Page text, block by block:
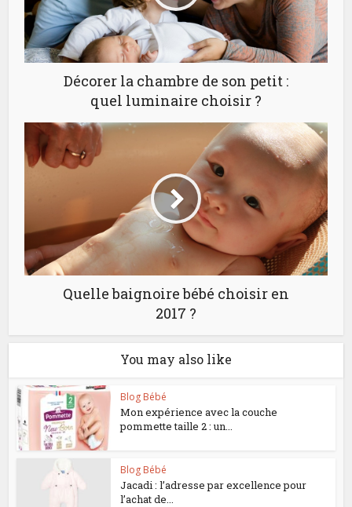
Décorer la chambre de son petit :
quel luminaire choisir ?
Quelle baignoire bébé choisir en
2017 ?
You may also like
Blog Bébé
Mon expérience avec la couche
pommette taille 2 : un...
Blog Bébé
Jacadi : l’adresse par excellence pour
l’achat de...